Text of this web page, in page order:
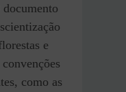
e
como as